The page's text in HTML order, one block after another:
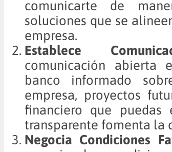
comunicarte de
soluciones que se
empresa.
Establece
comunicación abierta
banco informado
empresa, proyectos
financiero que puedas
transparente fomenta la
Negocia Condiciones